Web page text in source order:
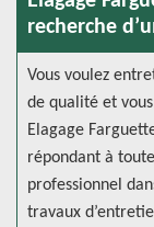
recherche
Vous voulez
de qualité et
Elagage
répondant à
professionnel
travaux